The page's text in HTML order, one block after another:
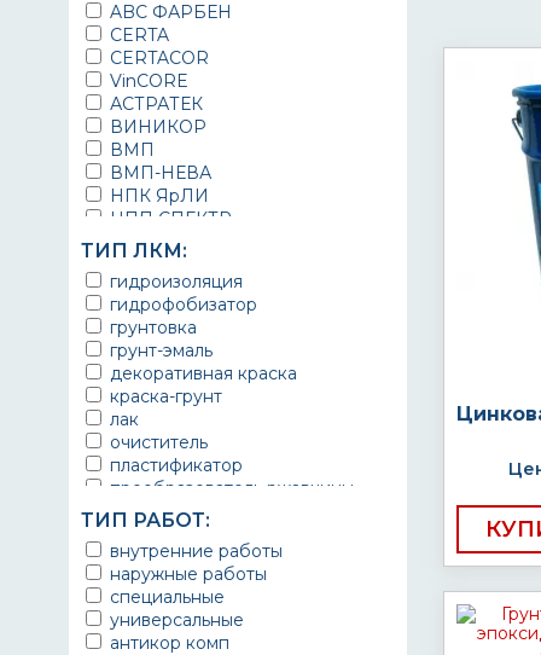
ABC ФАРБЕН
CERTA
CERTACOR
VinCORE
АСТРАТЕК
ВИНИКОР
ВМП
ВМП-НЕВА
НПК ЯрЛИ
НПП СПЕКТР
НПФ ЭМАЛЬ
ТЕРМА
УРЕПЛЕН
ТИП ЛКМ:
гидроизоляция
гидрофобизатор
грунтовка
грунт-эмаль
декоративная краска
краска-грунт
лак
очиститель
пластификатор
преобразователь ржавчины
эмаль
Краска
Покрытие
грунт эмаль
защитное покрытие
ТИП РАБОТ:
внутренние работы
наружные работы
специальные
универсальные
антикор комп